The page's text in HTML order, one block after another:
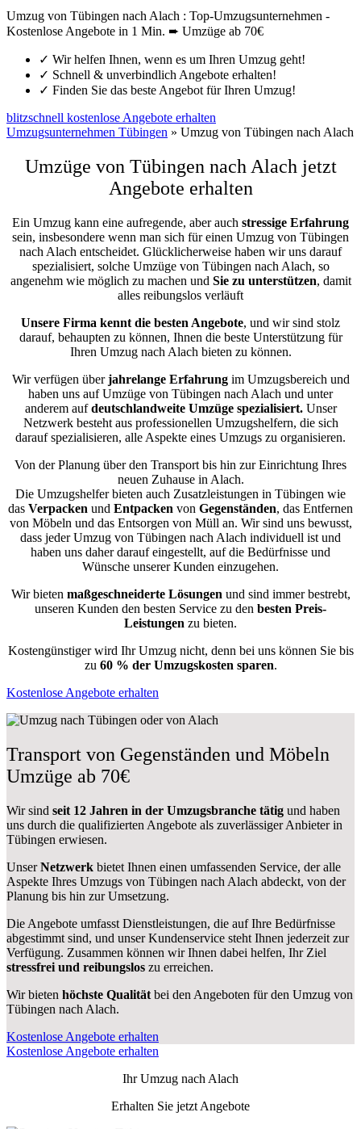
Umzug von Tübingen nach Alach : Top-Umzugsunternehmen -
Kostenlose Angebote in 1 Min. ➨ Umzüge ab 70€
✓ Wir helfen Ihnen, wenn es um Ihren Umzug geht!
✓ Schnell & unverbindlich Angebote erhalten!
✓ Finden Sie das beste Angebot für Ihren Umzug!
blitzschnell kostenlose Angebote erhalten
Umzugsunternehmen Tübingen » Umzug von Tübingen nach Alach
Umzüge von Tübingen nach Alach jetzt
Angebote erhalten
Ein Umzug kann eine aufregende, aber auch stressige Erfahrung
sein, insbesondere wenn man sich für einen Umzug von Tübingen
nach Alach entscheidet. Glücklicherweise haben wir uns darauf
spezialisiert, solche Umzüge von Tübingen nach Alach, so
angenehm wie möglich zu machen und Sie zu unterstützen, damit
alles reibungslos verläuft
Unsere Firma kennt die besten Angebote, und wir sind stolz
darauf, behaupten zu können, Ihnen die beste Unterstützung für
Ihren Umzug nach Alach bieten zu können.
Wir verfügen überjahrelange Erfahrungim Umzugsbereich und
haben uns auf Umzüge von Tübingen nach Alach und unter
anderem aufdeutschlandweite Umzüge spezialisiert.Unser
Netzwerk besteht aus professionellen Umzugshelfern, die sich
darauf spezialisieren, alle Aspekte eines Umzugs zu organisieren.
Von der Planung über den Transport bis hin zur Einrichtung Ihres
neuen Zuhause in Alach.
Die Umzugshelfer bieten auch Zusatzleistungen in Tübingen wie
das Verpacken und Entpacken von Gegenständen, das Entfernen
von Möbeln und das Entsorgen von Müll an. Wir sind uns bewusst,
dass jeder Umzug von Tübingen nach Alach individuell ist und
haben uns daher darauf eingestellt, auf die Bedürfnisse und
Wünsche unserer Kunden einzugehen.
Wir bieten maßgeschneiderte Lösungen und sind immer bestrebt,
unseren Kunden den besten Service zu den besten Preis-
Leistungen zu bieten.
Kostengünstiger wird Ihr Umzug nicht, denn bei uns können Sie bis
zu 60 % der Umzugskosten sparen.
Kostenlose Angebote erhalten
Transport von Gegenständen und Möbeln
Umzüge ab 70€
Wir sind seit 12 Jahren in der Umzugsbranche tätig und haben
uns durch die qualifizierten Angebote als zuverlässiger Anbieter in
Tübingen erwiesen.
UnserNetzwerk bietet Ihnen einen umfassenden Service, der alle
Aspekte Ihres Umzugs von Tübingen nach Alach abdeckt, von der
Planung bis hin zur Umsetzung.
Die Angebote umfasst Dienstleistungen, die auf Ihre Bedürfnisse
abgestimmt sind, und unser Kundenservice steht Ihnen jederzeit zur
Verfügung. Zusammen können wir Ihnen dabei helfen, Ihr Ziel
stressfrei und reibungslos zu erreichen.
Wir bieten höchste Qualität bei den Angeboten für den Umzug von
Tübingen nach Alach.
Kostenlose Angebote erhalten
Kostenlose Angebote erhalten
Ihr Umzug nach Alach
Erhalten Sie jetzt Angebote